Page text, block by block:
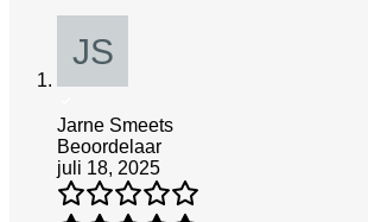
Jarne Smeets
Beoordelaar
juli 18, 2025